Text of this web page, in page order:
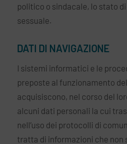
politico o sindacale, lo stato
sessuale.
DATI DI NAVIGAZIONE
I sistemi informatici e le
preposte al funzionamento
acquisiscono, nel corso del
alcuni dati personali la cui
nell’uso dei protocolli di
tratta di informazioni che non